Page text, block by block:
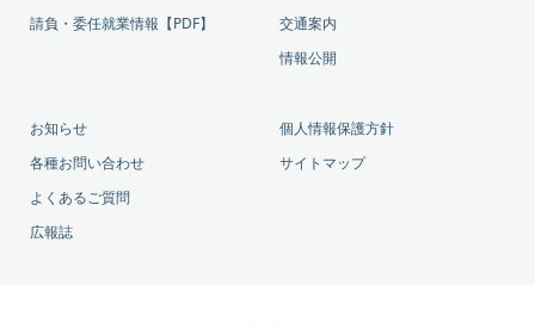
請負・委任就業情報【PDF】
交通案内
情報公開
お知らせ
各種お問い合わせ
よくあるご質問
広報誌
個人情報保護方針
サイトマップ